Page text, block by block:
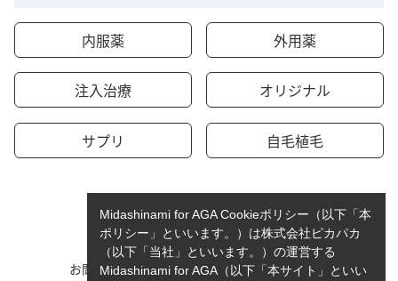
内服薬 外用薬
注入治療 オリジナル
サプリ 自毛植毛
お問い合わせ 運営者情報
Midashinami for AGA Cookieポリシー（以下「本
ポリシー」といいます。）は株式会社ピカパカ
（以下「当社」といいます。）の運営する
Midashinami for AGA（以下「本サイト」といい